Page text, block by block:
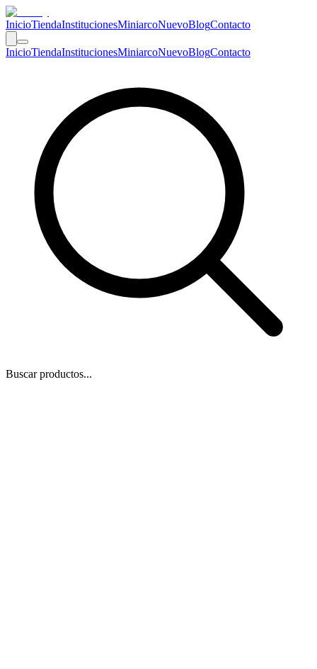
InicioTiendaInstitucionesMiniarcoNuevoBlogContacto
InicioTiendaInstitucionesMiniarcoNuevoBlogContacto
Buscar productos...